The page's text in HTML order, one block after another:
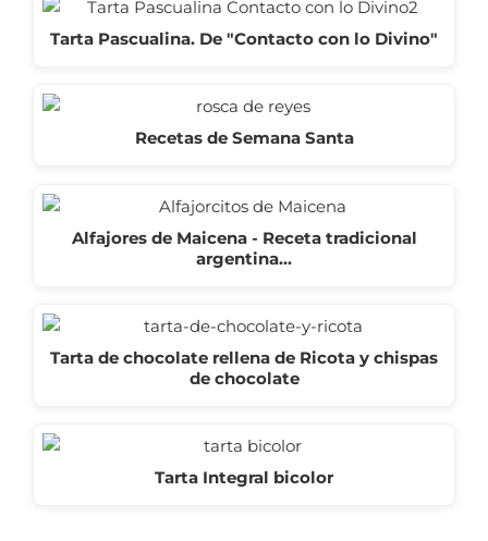
Tarta Pascualina. De "Contacto con lo Divino"
Recetas de Semana Santa
Alfajores de Maicena - Receta tradicional
argentina…
Tarta de chocolate rellena de Ricota y chispas
de chocolate
Tarta Integral bicolor